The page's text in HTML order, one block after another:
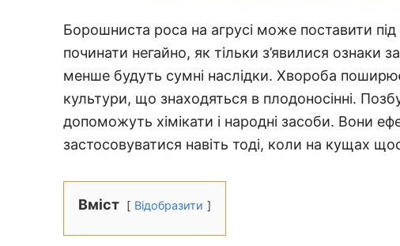
Борошниста роса на агрусі може поставити
починати негайно, як тільки з’явилися
менше будуть сумні наслідки. Хвороба
культури, що знаходяться в плодоносінні.
допоможуть хімікати і народні засоби. Вони
застосовуватися навіть тоді, коли на кущах
Вміст Відобразити